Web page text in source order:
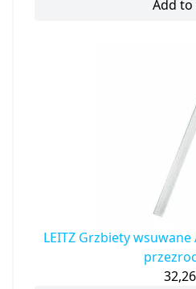
Add
LEITZ Grzbiety
32,26